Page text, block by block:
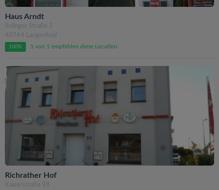
Haus Arndt
Solinger Straße 2
40764 Langenfeld
100% 1 von 1 empfehlen diese Location
Richrather Hof
Kaiserstraße 98